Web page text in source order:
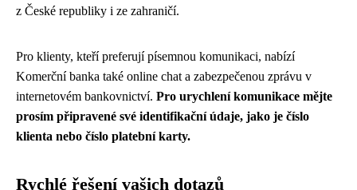
z České republiky i ze zahraničí.
Pro klienty, kteří preferují písemnou komunikaci, nabízí
Komerční banka také online chat a zabezpečenou zprávu v
internetovém bankovnictví. Pro urychlení komunikace mějte
prosím připravené své identifikační údaje, jako je číslo
klienta nebo číslo platební karty.
Rychlé řešení vašich dotazů